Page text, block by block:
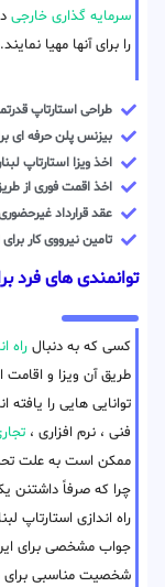
سرمایه گذاری خارجی
را برای آنها مهیا نمایند.
طراحی استارتاپ
بیزنس پلن حرفه ای
اخذ ویزا استارتاپ
اخذ اقمت فوری از
عقد قرارداد
تامین نیرووی کار
توانمندی های فرد
کسی که به دنبال راه
طریق آن ویزا و اقامت
توانایی هایی را
فنی ، نرم افزاری ،
ممکن است به علت
چرا که صرفاً داشتنن
راه اندازی
جواب مشخصی برای
شخصیت مناسبی برای